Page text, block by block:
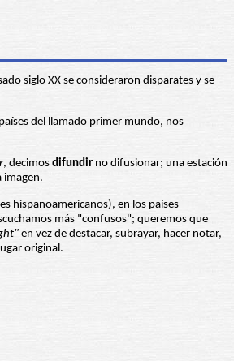
siglo XX se consideraron disparates y se
del llamado primer mundo, nos
, decimos difundir no difusionar; una estación
imagen.
hispanoamericanos), en los países
más "confusos"; queremos que
en vez de destacar, subrayar, hacer notar,
original.